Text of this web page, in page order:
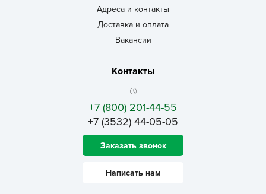
Адреса и контакты
Доставка и оплата
Вакансии
Контакты
+7 (800) 201-44-55
+7 (3532) 44-05-05
Заказать звонок
Написать нам